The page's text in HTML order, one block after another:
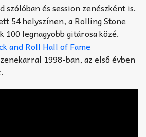
és session zenészként is.
54 helyszínen, a Rolling Stone
100 legnagyobb gitárosa közé.
and Roll Hall of Fame
1998-ban, az első évben